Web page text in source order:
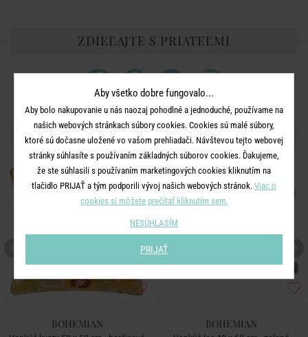
ZDIEĽAJTE S PRIATEĽMI
ĎALŠIE PRODUKTY ZO SÉRIE
BOHEMIAN BOHEMIAN
Aby všetko dobre fungovalo...
Aby bolo nakupovanie u nás naozaj pohodlné a jednoduché, používame na
našich webových stránkach súbory cookies. Cookies sú malé súbory,
ktoré sú dočasne uložené vo vašom prehliadači. Návštevou tejto webovej
stránky súhlasíte s používaním základných súborov cookies. Ďakujeme,
že ste súhlasili s používaním marketingových cookies kliknutím na
tlačidlo PRIJAŤ a tým podporili vývoj našich webových stránok. Viac o
cookies si môžete prečítať kliknutím sem.
NESÚHLASÍM
PRIJAŤ